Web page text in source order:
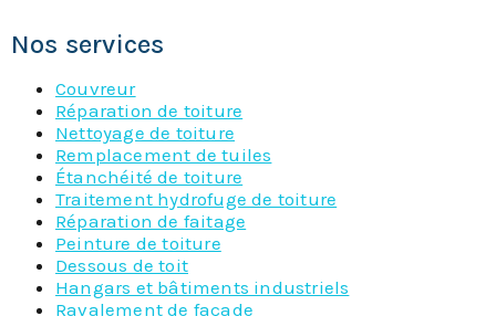
Nos services
Couvreur
Réparation de toiture
Nettoyage de toiture
Remplacement de tuiles
Étanchéité de toiture
Traitement hydrofuge de toiture
Réparation de faitage
Peinture de toiture
Dessous de toit
Hangars et bâtiments industriels
Ravalement de façade